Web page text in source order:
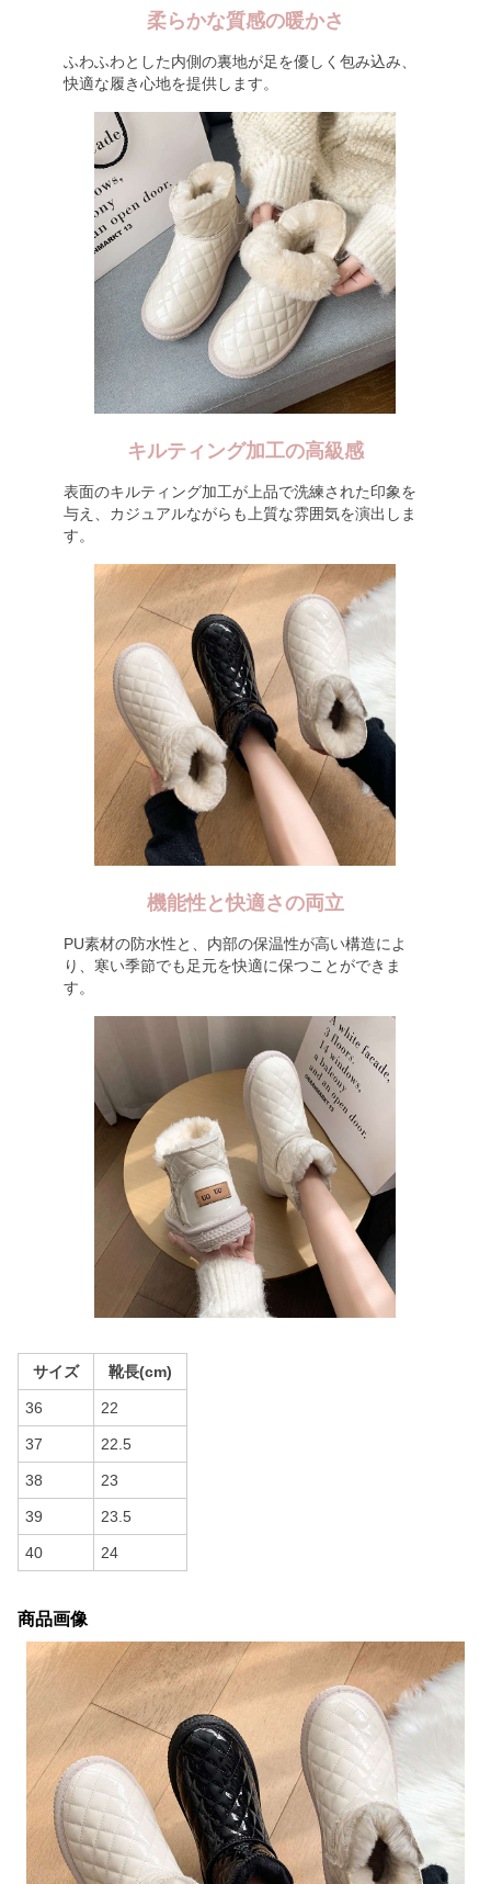
柔らかな質感の暖かさ
ふわふわとした内側の裏地が足を優しく包み込み、
快適な履き心地を提供します。
キルティング加工の高級感
表面のキルティング加工が上品で洗練された印象を
与え、カジュアルながらも上質な雰囲気を演出しま
す。
機能性と快適さの両立
PU素材の防水性と、内部の保温性が高い構造によ
り、寒い季節でも足元を快適に保つことができま
す。
サイズ 靴長(cm)
36 22
37 22.5
38 23
39 23.5
40 24
商品画像